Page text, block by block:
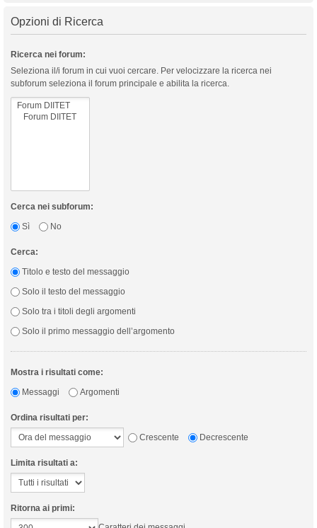
Opzioni di Ricerca
Ricerca nei forum:
Seleziona il/i forum in cui vuoi cercare. Per velocizzare la ricerca nei
subforum seleziona il forum principale e abilita la ricerca.
Cerca nei subforum:
Sì
No
Cerca:
Titolo e testo del messaggio
Solo il testo del messaggio
Solo tra i titoli degli argomenti
Solo il primo messaggio dell’argomento
Mostra i risultati come:
Messaggi
Argomenti
Ordina risultati per:
Crescente
Decrescente
Limita risultati a:
Ritorna ai primi: